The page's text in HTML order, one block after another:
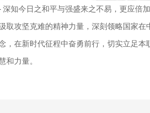
知今日之和平与强盛来之不易，更应倍
取攻坚克难的精神力量，深刻领略国家
，在新时代征程中奋勇前行，切实立足
力量。